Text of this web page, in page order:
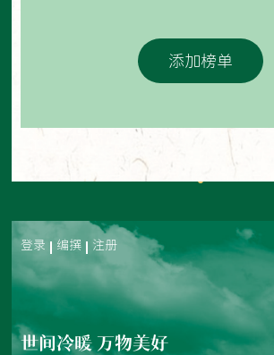
添加榜单
登录 编撰 注册
世间冷暖 万物美好